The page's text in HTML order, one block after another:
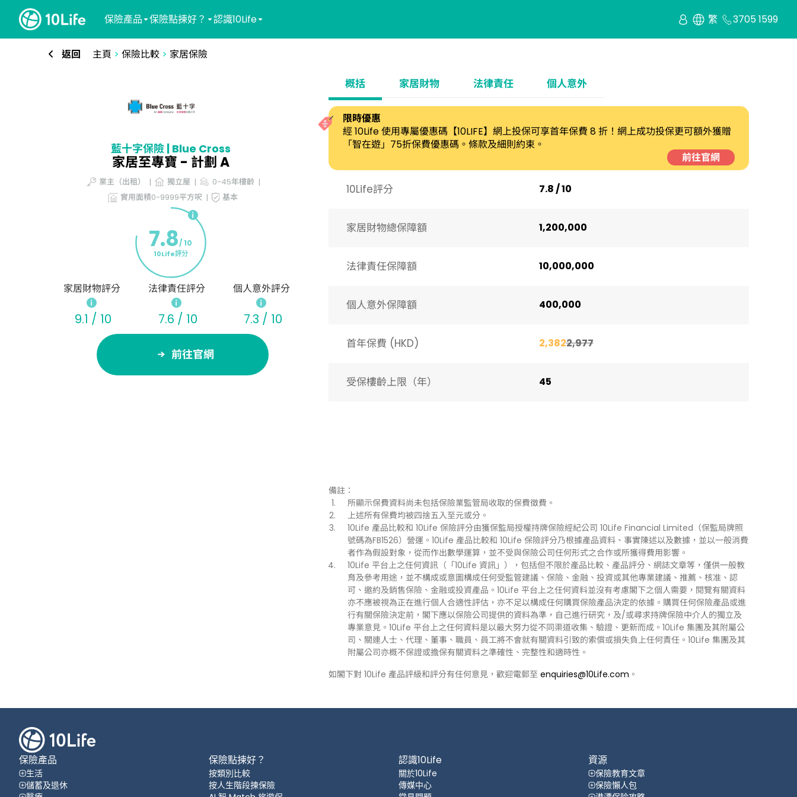
保險產品 保險點揀好？ 認識10Life 繁 3705 1599
返回 主頁 > 保險比較> 家居保險
藍十字保險 | Blue Cross
家居至專寶 - 計劃 A
業主（出租） 獨立屋
0-45年樓齡
實用面積0-9999平方呎
基本
7.8/ 10
10Life評分
家居財物評分
9.1 / 10
法律責任評分
7.6 / 10
個人意外評分
7.3 / 10
前往官網
概括 家居財物 法律責任 個人意外
限時優惠
經 10Life 使用專屬優惠碼【10LIFE】網上投保可享首年保費 8 折！網上成功投保更可額外獲贈
「智在遊」75折保費優惠碼。條款及細則約束。
前往官網
10Life評分 7.8 / 10
家居財物總保障額 1,200,000
法律責任保障額 10,000,000
個人意外保障額 400,000
首年保費 (HKD) 2,3822,977
受保樓齡上限（年）​ 45
備註：
所顯示保費資料尚未包括保險業監管局收取的保費徵費。
上述所有保費均被四捨五入至元或分。
10Life 產品比較和 10Life 保險評分由獲保監局授權持牌保險經紀公司 10Life Financial Limited（保監局牌照
號碼為FB1526）營運。10Life 產品比較和 10Life 保險評分乃根據產品資料、事實陳述以及數據，並以一般消費
者作為假設對象，從而作出數學運算，並不受與保險公司任何形式之合作或所獲得費用影響。
10Life 平台上之任何資訊（「10Life 資訊」），包括但不限於產品比較、產品評分、網誌文章等，僅供一般教
育及參考用途，並不構成或意圖構成任何受監管建議、保險、金融、投資或其他專業建議、推薦、核准、認
可、邀約及銷售保險、金融或投資產品。10Life 平台上之任何資料並沒有考慮閣下之個人需要，閱覽有關資料
亦不應被視為正在進行個人合適性評估，亦不足以構成任何購買保險產品決定的依據。購買任何保險產品或進
行有關保險決定前，閣下應以保險公司提供的資料為準，自己進行研究，及/或尋求持牌保險中介人的獨立及
專業意見。10Life 平台上之任何資料是以最大努力從不同渠道收集、驗證、更新而成。10Life 集團及其附屬公
司、關連人士、代理、董事、職員、員工將不會就有關資料引致的索償或損失負上任何責任。10Life 集團及其
附屬公司亦概不保證或擔保有關資料之準確性、完整性和適時性。
如閣下對 10Life 產品評級和評分有任何意見，歡迎電郵至 enquiries@10Life.com 。
保險產品
生活
儲蓄及退休
保險點揀好？
按類別比較
按人生階段揀保險
認識10Life
關於10Life
傳媒中心
資源
保險教育文章
保險懶人包